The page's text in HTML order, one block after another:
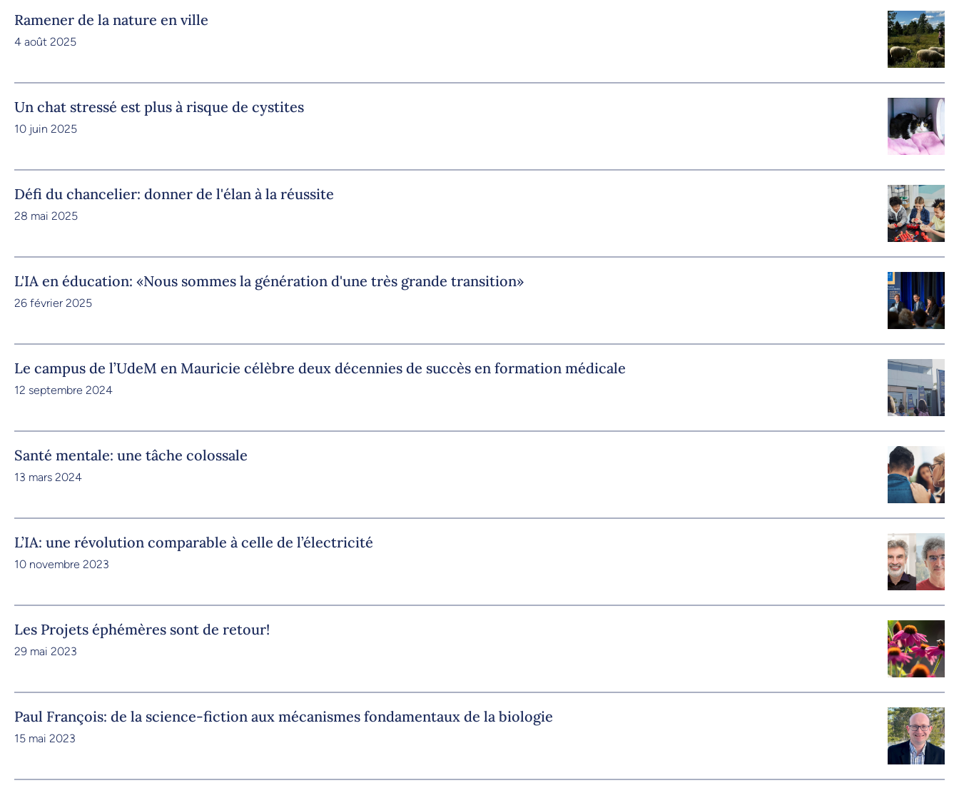
Ramener de la nature en ville
4 août 2025
Un chat stressé est plus à risque de cystites
10 juin 2025
Défi du chancelier: donner de l'élan à la réussite
28 mai 2025
L'IA en éducation: «Nous sommes la génération d'une très grande transition»
26 février 2025
Le campus de l’UdeM en Mauricie célèbre deux décennies de succès en formation médicale
12 septembre 2024
Santé mentale: une tâche colossale
13 mars 2024
L’IA: une révolution comparable à celle de l’électricité
10 novembre 2023
Les Projets éphémères sont de retour!
29 mai 2023
Paul François: de la science-fiction aux mécanismes fondamentaux de la biologie
15 mai 2023